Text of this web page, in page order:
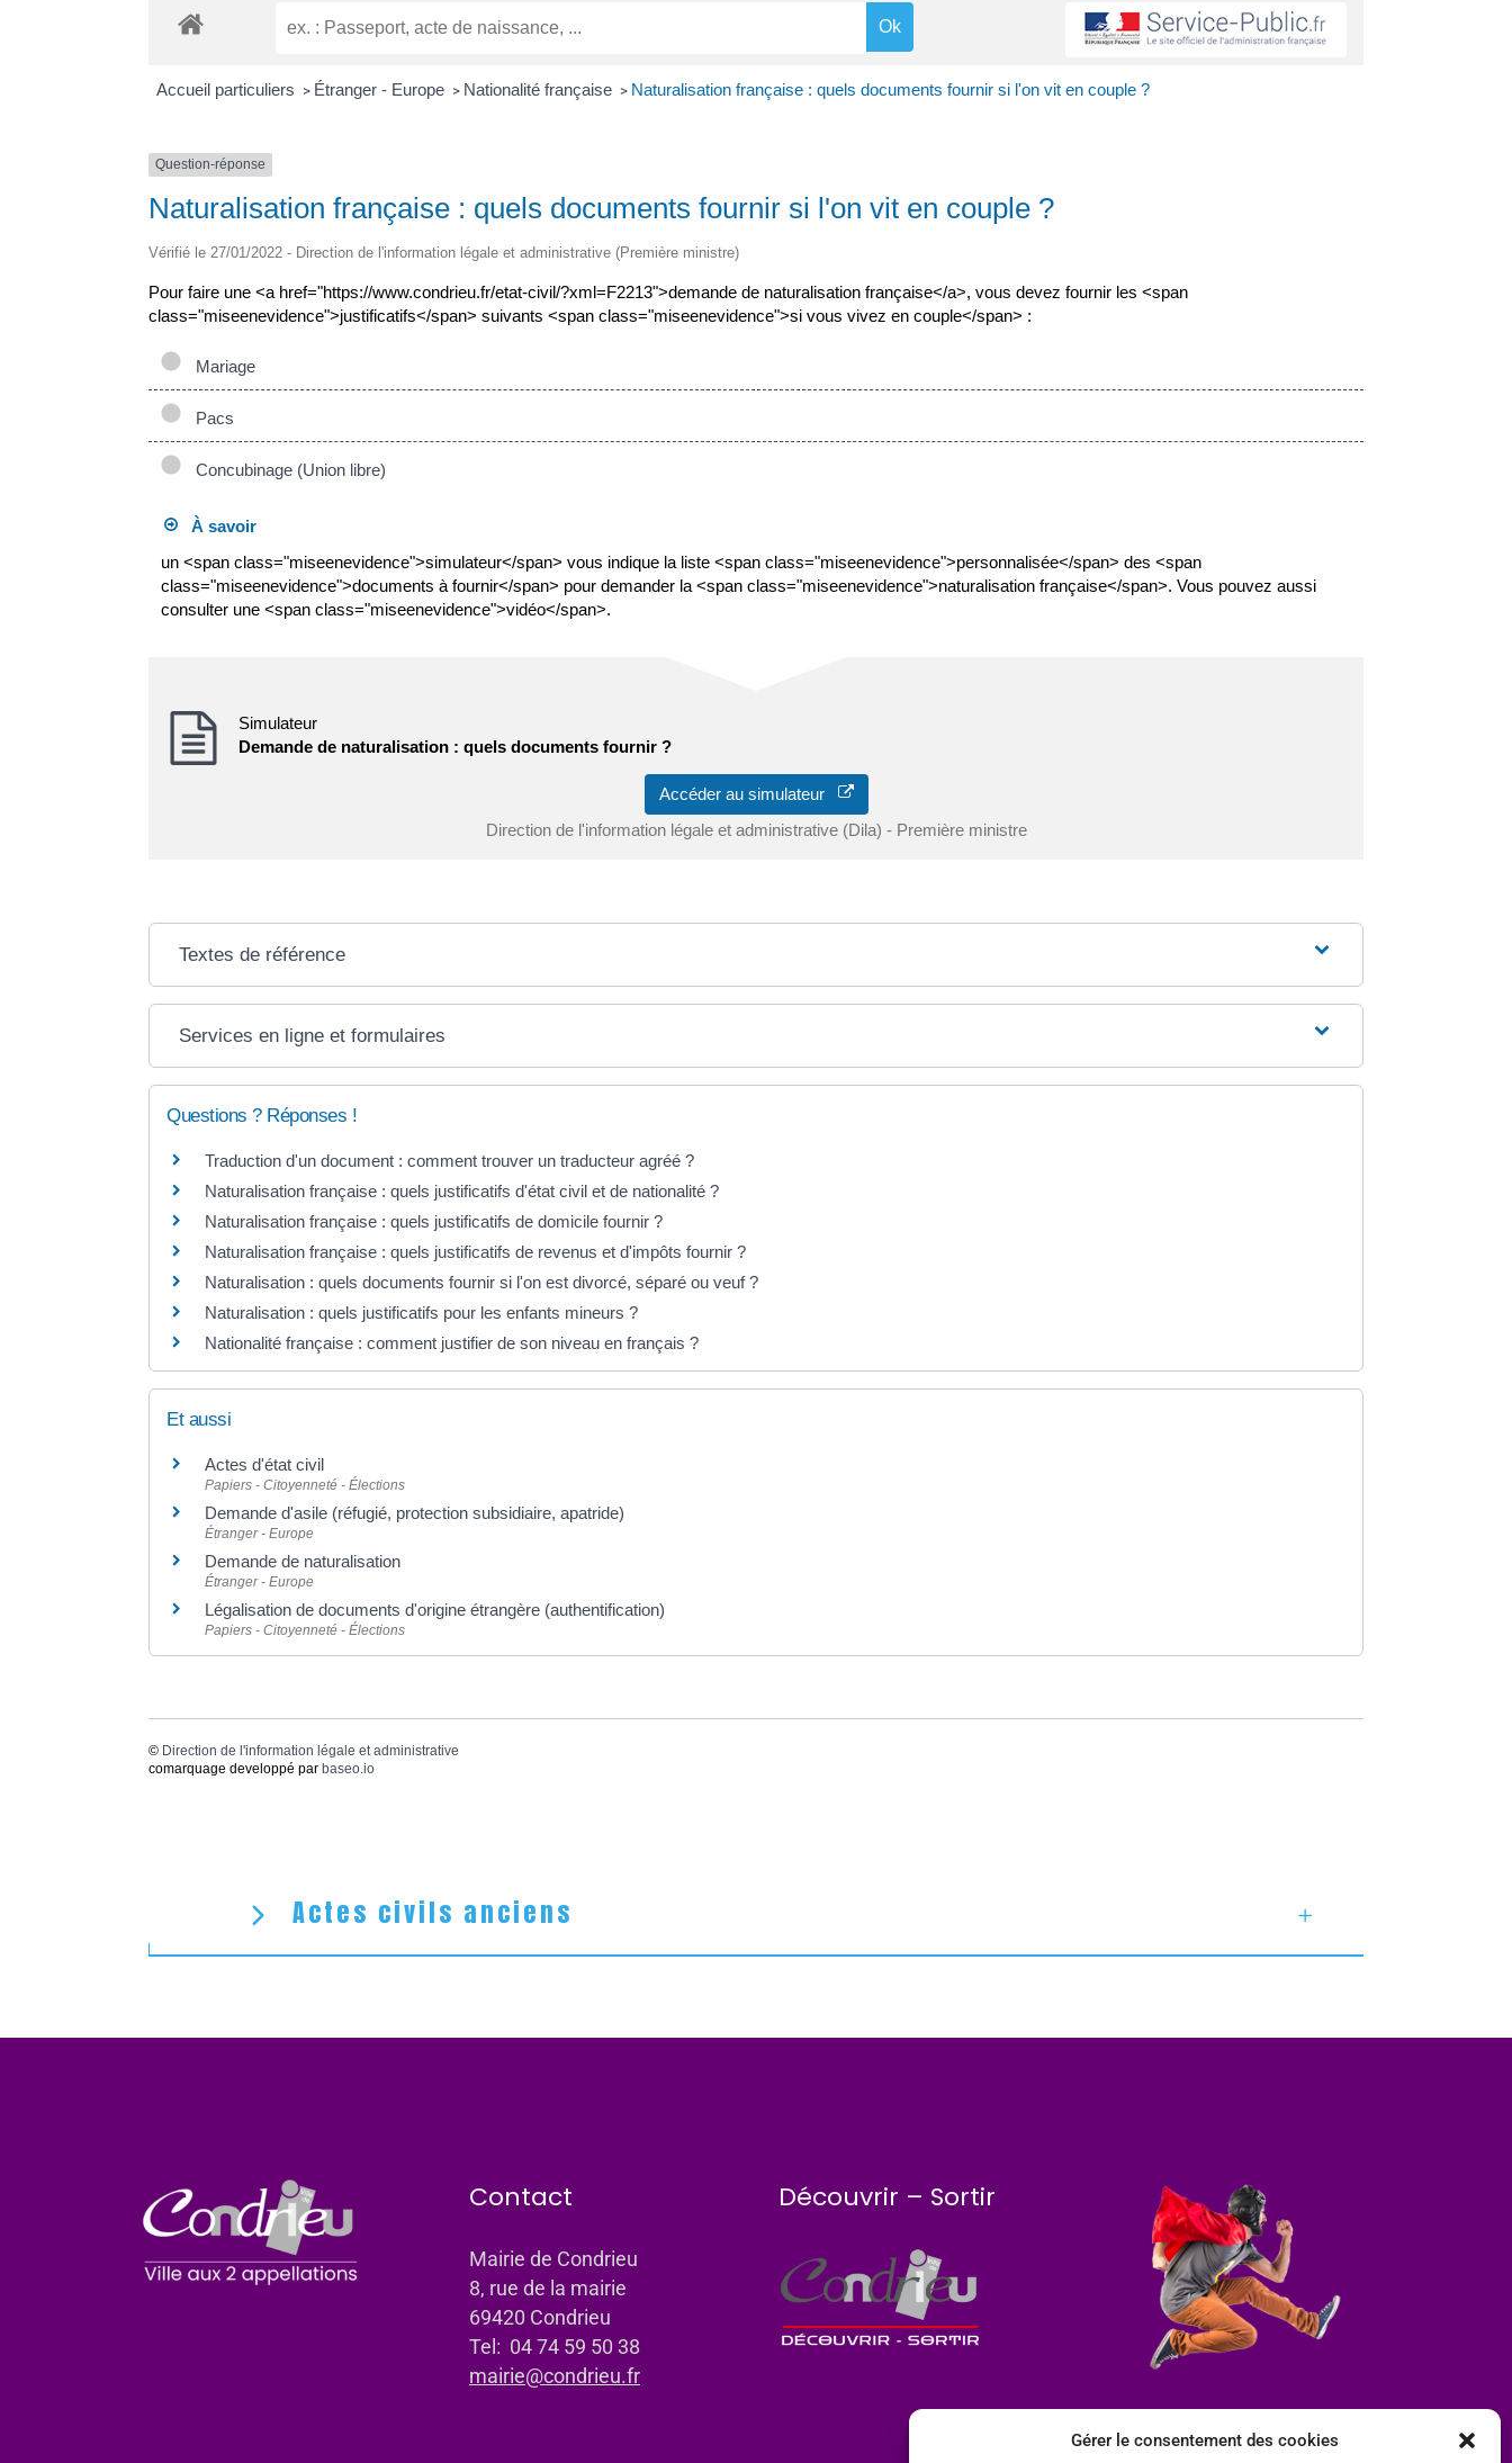
Gérer le consentement des cookies
Accueil particuliers > Étranger - Europe > Nationalité française > Naturalisation française : quels documents fournir si l'on vit en couple ?
Question-réponse
Naturalisation française : quels documents fournir si l'on vit en couple ?
Vérifié le 27/01/2022 - Direction de l'information légale et administrative (Première ministre)
Pour faire une <a href="https://www.condrieu.fr/etat-civil/?xml=F2213">demande de naturalisation française</a>, vous devez fournir les <span
class="miseenevidence">justificatifs</span> suivants <span class="miseenevidence">si vous vivez en couple</span> :
Mariage
Pacs
Concubinage (Union libre)
À savoir
un <span class="miseenevidence">simulateur</span> vous indique la liste <span class="miseenevidence">personnalisée</span> des <span
class="miseenevidence">documents à fournir</span> pour demander la <span class="miseenevidence">naturalisation française</span>. Vous pouvez aussi
consulter une <span class="miseenevidence">vidéo</span>.
Simulateur
Demande de naturalisation : quels documents fournir ?
Accéder au simulateur
Direction de l'information légale et administrative (Dila) - Première ministre
Textes de référence
Services en ligne et formulaires
Questions ? Réponses !
Traduction d'un document : comment trouver un traducteur agréé ?
Naturalisation française : quels justificatifs d'état civil et de nationalité ?
Naturalisation française : quels justificatifs de domicile fournir ?
Naturalisation française : quels justificatifs de revenus et d'impôts fournir ?
Naturalisation : quels documents fournir si l'on est divorcé, séparé ou veuf ?
Naturalisation : quels justificatifs pour les enfants mineurs ?
Nationalité française : comment justifier de son niveau en français ?
Et aussi
Actes d'état civil
Papiers - Citoyenneté - Élections
Demande d'asile (réfugié, protection subsidiaire, apatride)
Étranger - Europe
Demande de naturalisation
Étranger - Europe
Légalisation de documents d'origine étrangère (authentification)
Papiers - Citoyenneté - Élections
© Direction de l'information légale et administrative
comarquage developpé par baseo.io
Actes civils anciens
Contact
Mairie de Condrieu
8, rue de la mairie
69420 Condrieu
Tel: 04 74 59 50 38
mairie@condrieu.fr
Découvrir – Sortir